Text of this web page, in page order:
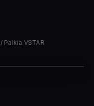
/ Palkia VSTAR